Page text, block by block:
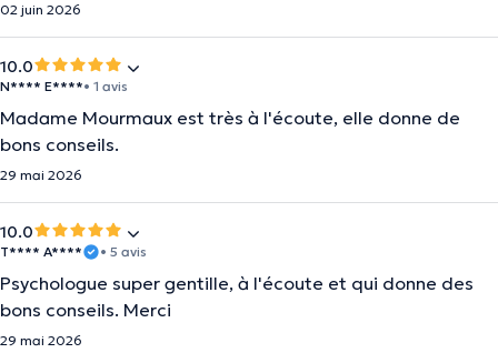
02 juin 2026
10.0
N**** E****• 1 avis
Madame Mourmaux est très à l'écoute, elle donne de
bons conseils.
29 mai 2026
10.0
T**** A**** • 5 avis
Psychologue super gentille, à l'écoute et qui donne des
bons conseils. Merci
29 mai 2026